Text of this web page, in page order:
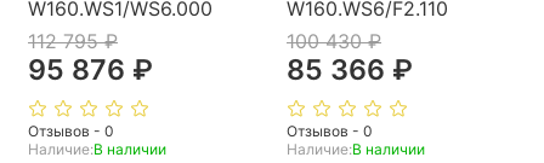
W160.WS1/WS6.000
112 795 ₽
95 876 ₽
Отзывов - 0
Наличие:В наличии
W160.WS6/F2.110
100 430 ₽
85 366 ₽
Отзывов - 0
Наличие:В наличии